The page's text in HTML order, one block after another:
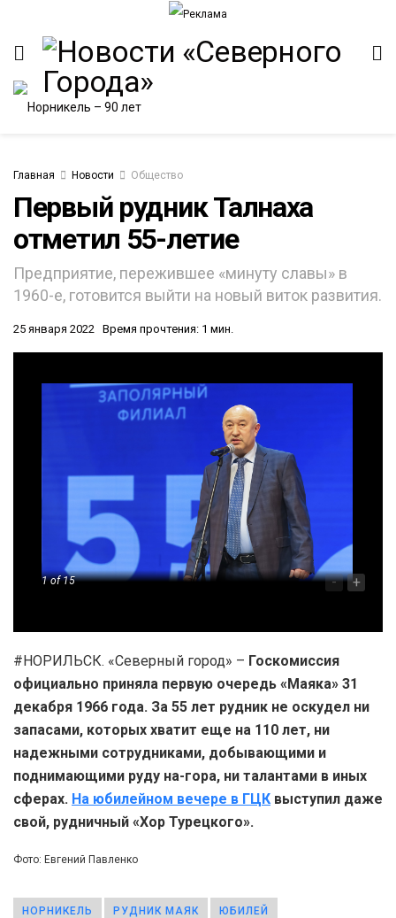
Главная Новости Общество
Первый рудник Талнаха
отметил 55-летие
Предприятие, пережившее «минуту славы» в
1960-е, готовится выйти на новый виток развития.
25 января 2022 Время прочтения: 1 мин.
1of 15 - +
#НОРИЛЬСК. «Северный город» – Госкомиссия
официально приняла первую очередь «Маяка» 31
декабря 1966 года. За 55 лет рудник не оскудел ни
запасами, которых хватит еще на 110 лет, ни
надежными сотрудниками, добывающими и
поднимающими руду на-гора, ни талантами в иных
сферах. На юбилейном вечере в ГЦК выступил даже
свой, рудничный «Хор Турецкого».
Фото: Евгений Павленко
НОРНИКЕЛЬ РУДНИК МАЯК ЮБИЛЕЙ